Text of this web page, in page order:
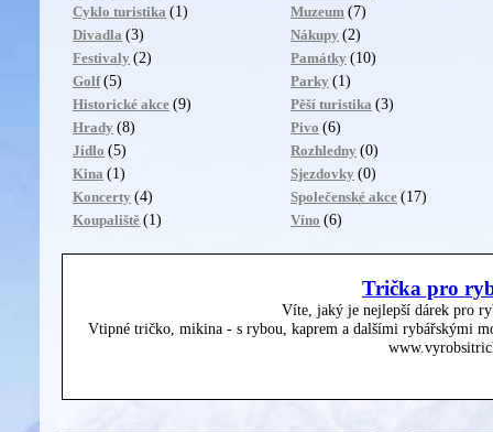
Cyklo turistika (1)
Divadla (3)
Festivaly (2)
Golf (5)
Historické akce (9)
Hrady (8)
Jídlo (5)
Kina (1)
Koncerty (4)
Koupaliště (1)
Muzeum (7)
Nákupy (2)
Památky (10)
Parky (1)
Pěší turistika (3)
Pivo (6)
Rozhledny (0)
Sjezdovky (0)
Společenské akce (17)
Víno (6)
Trička pro
Víte, jaký je nejlepší dárek pro
Vtipné tričko, mikina - s rybou, kaprem a dalšími rybářskými